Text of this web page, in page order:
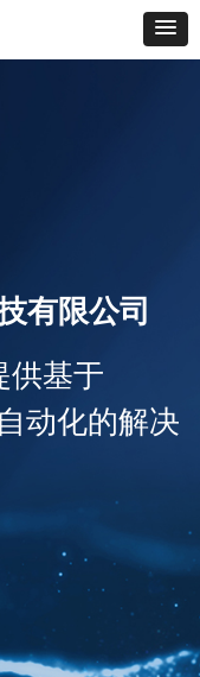
有限公司
供基于
动化的解决